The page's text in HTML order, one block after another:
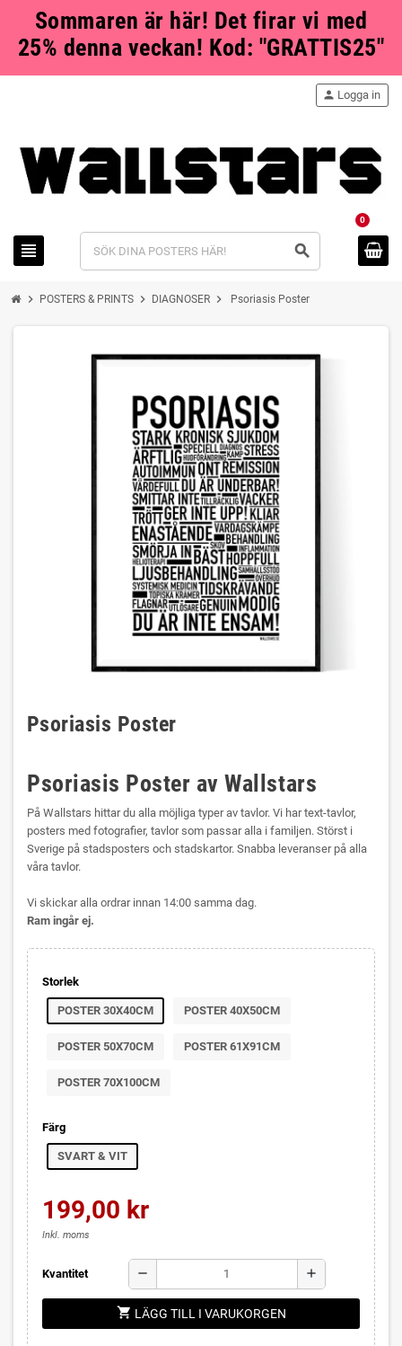
Sommaren är här! Det firar vi med
25% denna veckan! Kod: "GRATTIS25"
view_headline search
person Logga in
0
chevron_right POSTERS & PRINTS chevron_right DIAGNOSER chevron_right Psoriasis Poster
Psoriasis Poster
Psoriasis Poster av Wallstars
På Wallstars hittar du alla möjliga typer av tavlor. Vi har text-tavlor,
posters med fotografier, tavlor som passar alla i familjen. Störst i
Sverige på stadsposters och stadskartor. Snabba leveranser på alla
våra tavlor.
Vi skickar alla ordrar innan 14:00 samma dag.
Ram ingår ej.
Storlek
POSTER 30X40CM POSTER 40X50CM
POSTER 50X70CM POSTER 61X91CM
POSTER 70X100CM
Färg
SVART & VIT
199,00 kr
Inkl. moms
Kvantitet remove add
shopping_cart LÄGG TILL I VARUKORGEN